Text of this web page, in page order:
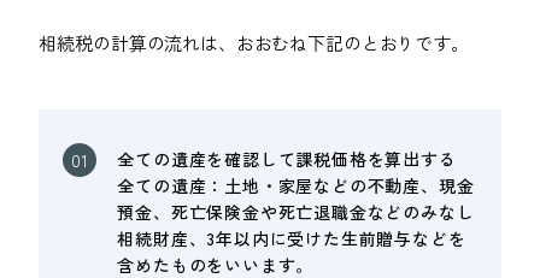
相続税の計算の流れは、おおむね下記のとおりです。
全ての遺産を確認して課税価格を算出する
全ての遺産：土地・家屋などの不動産、現金
預金、死亡保険金や死亡退職金などのみなし
相続財産、3年以内に受けた生前贈与などを
含めたものをいいます。